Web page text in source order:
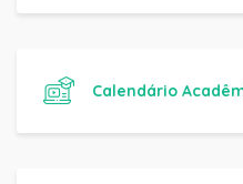
Calendário